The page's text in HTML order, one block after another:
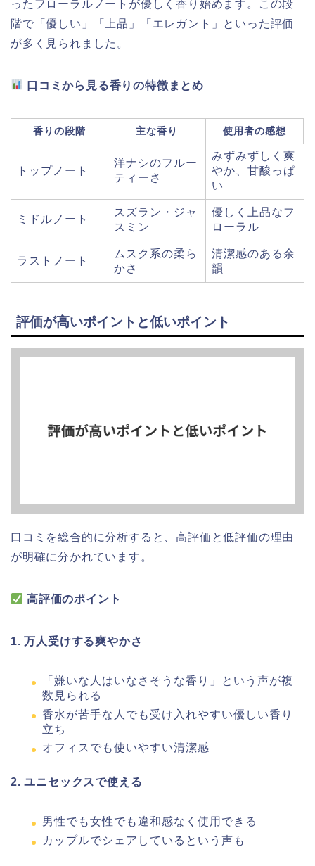
ったフローラルノートが優しく香り始めます。この段
階で「優しい」「上品」「エレガント」といった評価
が多く見られました。
口コミから見る香りの特徴まとめ
香りの段階 主な香り 使用者の感想
トップノート
洋ナシのフルー
ティーさ
みずみずしく爽
やか、甘酸っぱ
い
ミドルノート
スズラン・ジャ
スミン
優しく上品なフ
ローラル
ラストノート
ムスク系の柔ら
かさ
清潔感のある余
韻
評価が高いポイントと低いポイント
口コミを総合的に分析すると、高評価と低評価の理由
が明確に分かれています。
高評価のポイント
1. 万人受けする爽やかさ
「嫌いな人はいなさそうな香り」という声が複
数見られる
香水が苦手な人でも受け入れやすい優しい香り
立ち
オフィスでも使いやすい清潔感
2. ユニセックスで使える
男性でも女性でも違和感なく使用できる
カップルでシェアしているという声も